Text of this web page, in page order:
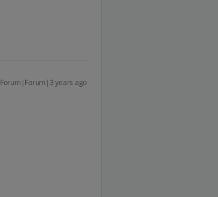
Forum|Forum|3 years ago